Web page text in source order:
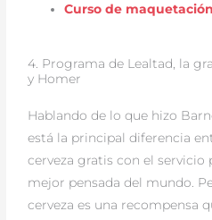
Curso de
4. Programa de Lealtad, la
y Homer
Hablando de lo que hizo
está la principal diferencia
cerveza gratis con el servicio
mejor pensada del mundo.
cerveza es una recompensa